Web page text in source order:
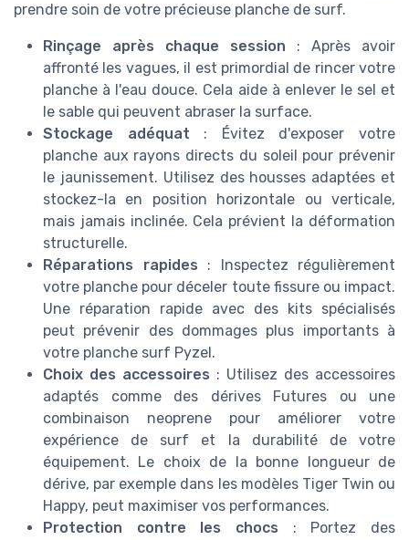
prendre soin de votre précieuse planche de surf.
Rinçage après chaque session : Après avoir
affronté les vagues, il est primordial de rincer votre
planche à l'eau douce. Cela aide à enlever le sel et
le sable qui peuvent abraser la surface.
Stockage adéquat : Évitez d'exposer votre
planche aux rayons directs du soleil pour prévenir
le jaunissement. Utilisez des housses adaptées et
stockez-la en position horizontale ou verticale,
mais jamais inclinée. Cela prévient la déformation
structurelle.
Réparations rapides : Inspectez régulièrement
votre planche pour déceler toute fissure ou impact.
Une réparation rapide avec des kits spécialisés
peut prévenir des dommages plus importants à
votre planche surf Pyzel.
Choix des accessoires : Utilisez des accessoires
adaptés comme des dérives Futures ou une
combinaison neoprene pour améliorer votre
expérience de surf et la durabilité de votre
équipement. Le choix de la bonne longueur de
dérive, par exemple dans les modèles Tiger Twin ou
Happy, peut maximiser vos performances.
Protection contre les chocs : Portez des